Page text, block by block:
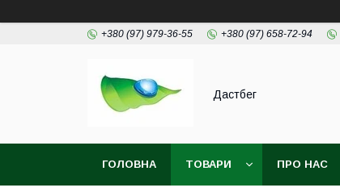
+380 (97) 979-36-55 +380 (97) 658-72-94
Дастбег
ГОЛОВНА ТОВАРИ ПРО НАС